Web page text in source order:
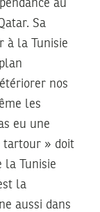
au
Sa
à la Tunisie
nos
les
eu une
tartour » doit
la Tunisie
la
aussi dans